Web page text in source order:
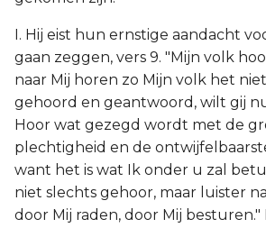
I. Hij eist hun ernstige aandacht
gaan zeggen, vers 9. "Mijn volk
naar Mij horen zo Mijn volk het
gehoord en geantwoord, wilt gij
Hoor wat gezegd wordt met de
plechtigheid en de
want het is wat Ik onder u zal
niet slechts gehoor, maar luister
door Mij raden, door Mij